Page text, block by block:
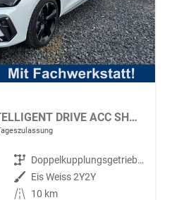
1.5 eTSI DSG NAVI INTELLIGENT DRIVE ACC SHZ KEYLESS
Getriebe
Doppelkupplungsgetriebe (DSG)
Außenfarbe Eis Weiss 2Y2Y
Kilometerstand
10 km